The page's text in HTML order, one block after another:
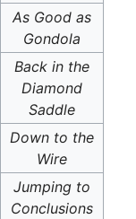
As Good as
Gondola
Back in the
Diamond
Saddle
Down to the
Wire
Jumping to
Conclusions